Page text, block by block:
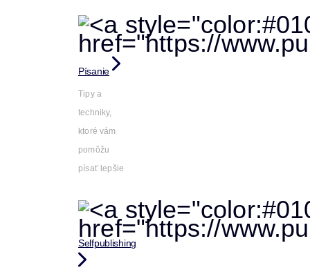
Písanie
Tipy a
techniky,
ktoré vám
pomôžu
písať lepšie
Selfpublishing